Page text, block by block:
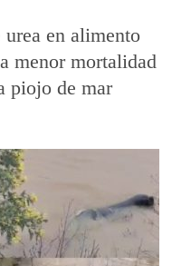
en alimento
menor mortalidad
piojo de mar